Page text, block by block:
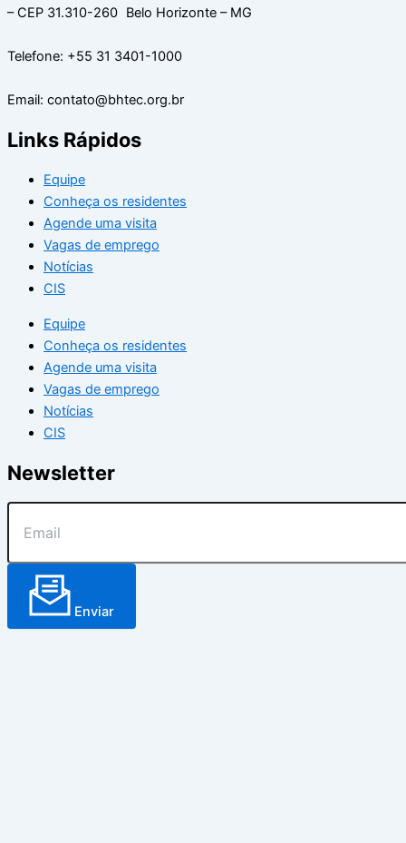
– CEP 31.310-260 Belo Horizonte – MG
Telefone: +55 31 3401-1000
Email: contato@bhtec.org.br
Links Rápidos
Equipe
Conheça os residentes
Agende uma visita
Vagas de emprego
Notícias
CIS
Equipe
Conheça os residentes
Agende uma visita
Vagas de emprego
Notícias
CIS
Newsletter
Enviar